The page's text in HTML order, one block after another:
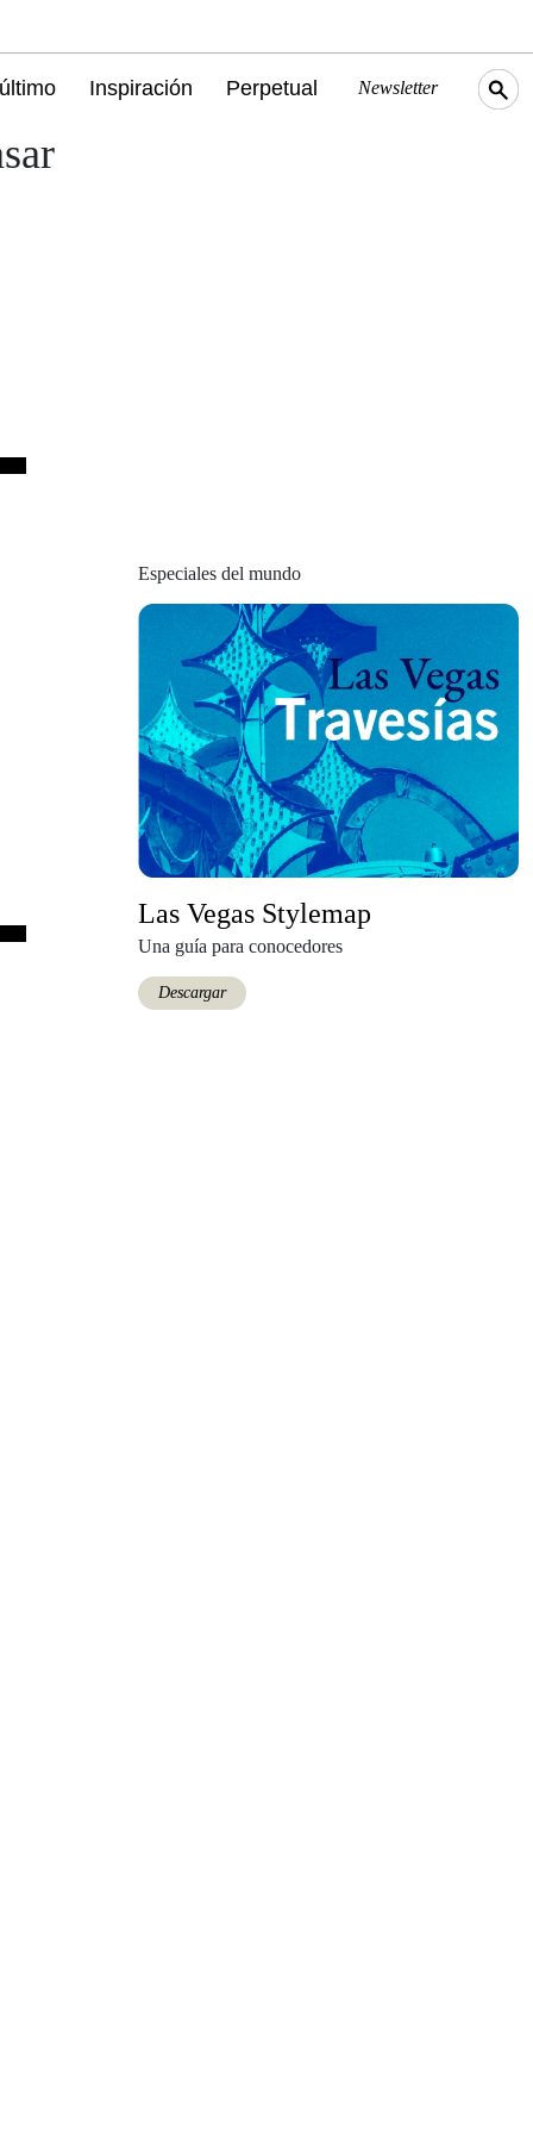
Inspiración Perpetual Newsletter
Especiales del mundo
Las Vegas Stylemap
Una guía para conocedores
Descargar